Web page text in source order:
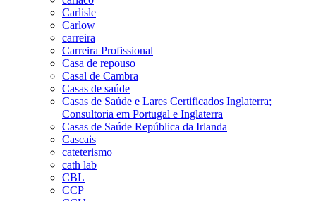
Carlisle
Carlow
carreira
Carreira Profissional
Casa de repouso
Casal de Cambra
Casas de saúde
Casas de Saúde e Lares Certificados Inglaterra;
Consultoria em Portugal e Inglaterra
Casas de Saúde República da Irlanda
Cascais
cateterismo
cath lab
CBL
CCP